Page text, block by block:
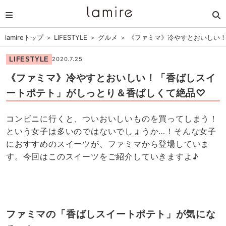
lamireトップ＞ LIFESTYLE ＞ グルメ ＞ 《ファミマ》冷やすとおいし
LIFESTYLE 2020.7.25
《ファミマ》冷やすとおいしい！「香ばしスイ
ートポテト」がしっとり＆香ばしくて絶品♡
コンビニに行くと、ついおいしいものを買ってしまう！
という女子は多いのではないでしょうか…！そんな女子
におすすめのスイーツが、ファミマから登場していま
す。今回はこのスイーツをご紹介していきますよ♪
ファミマの「香ばしスイートポテト」が気にな